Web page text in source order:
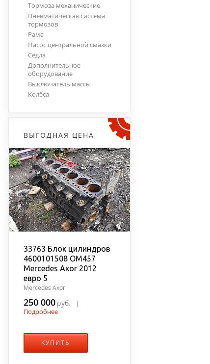
Тормоза механические
Пневматическая система
тормозов
Рама
Насос центральной смазки
Сёдла
Дополнительное
оборудование
Выключатель массы
Колёса
ВЫГОДНАЯ ЦЕНА
33763 Блок цилиндров
4600101508 OM457
Mercedes Axor 2012
евро 5
Mercedes Axor
250 000 руб.
|
Подробнее
КУПИТЬ